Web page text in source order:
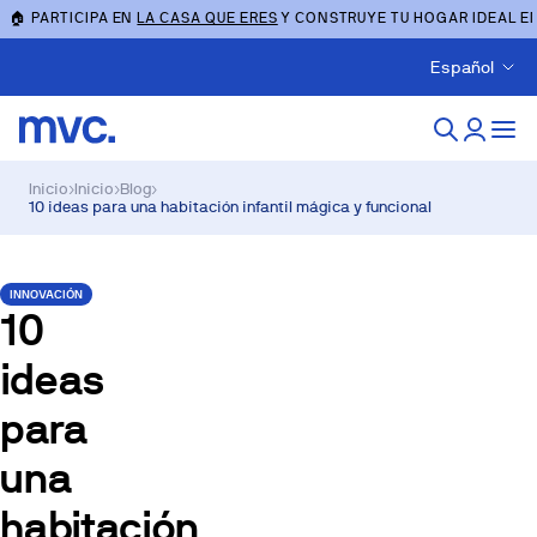
🏠 PARTICIPA ENLA CASA QUE ERES Y CONSTRUYE TU HOGAR IDEAL
Español
Inicio›Inicio›Blog›
10 ideas para una habitación infantil mágica y funcional
INNOVACIÓN
10
ideas
para
una
habitación